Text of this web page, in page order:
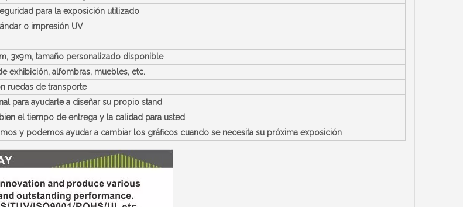
para la exposición utilizado
o impresión UV
3x9m, tamaño personalizado disponible
exhibición, alfombras, muebles, etc.
ruedas de transporte
para ayudarle a diseñar su propio stand
el tiempo de entrega y la calidad para usted
y podemos ayudar a cambiar los gráficos cuando se necesita su próxima exposición